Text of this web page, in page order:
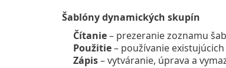
Šablóny dynamických skupín
Čítanie– prezeranie zoznamu
Použitie– používanie
Zápis– vytváranie, úprava a